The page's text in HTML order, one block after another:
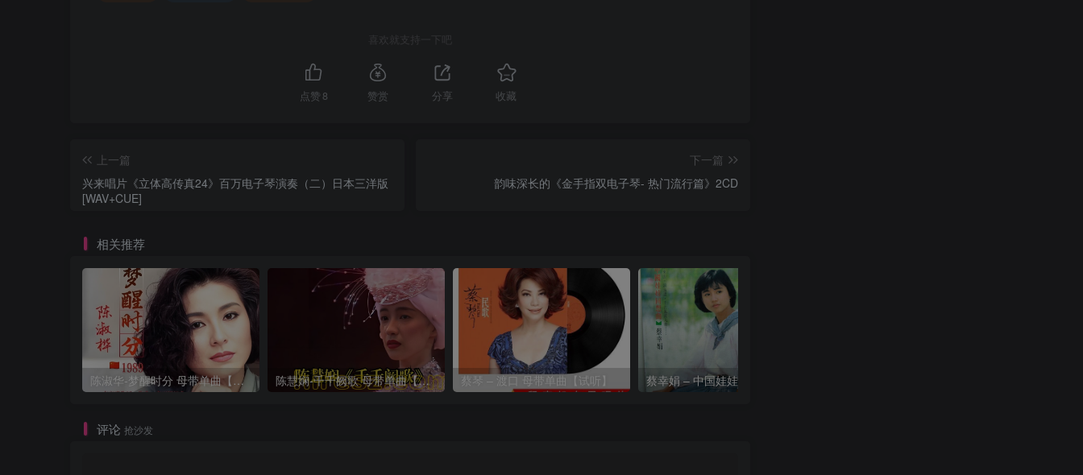
喜欢就支持一下吧
点赞 8 赞赏 分享 收藏
上一篇
兴来唱片《立体高传真24》百万电子琴演奏（二）日本三洋版
[WAV+CUE]
下一篇
韵味深长的《金手指双电子琴- 热门流行篇》2CD
相关推荐
陈淑华-梦醒时分 母带单曲【试听】 陈慧娴-千千阙歌 母带单曲【试听】 蔡琴 – 渡口 母带单曲【试听】 蔡幸娟 – 中国娃娃回想曲
评论 抢沙发